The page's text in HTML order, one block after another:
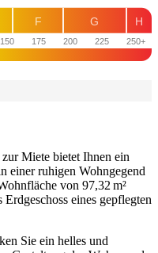
150 175 200 225 250+
H
G
F
Miete bietet Ihnen ein
einer ruhigen Wohngegend
von 97,32 m²
eines gepflegten
Sie ein helles und